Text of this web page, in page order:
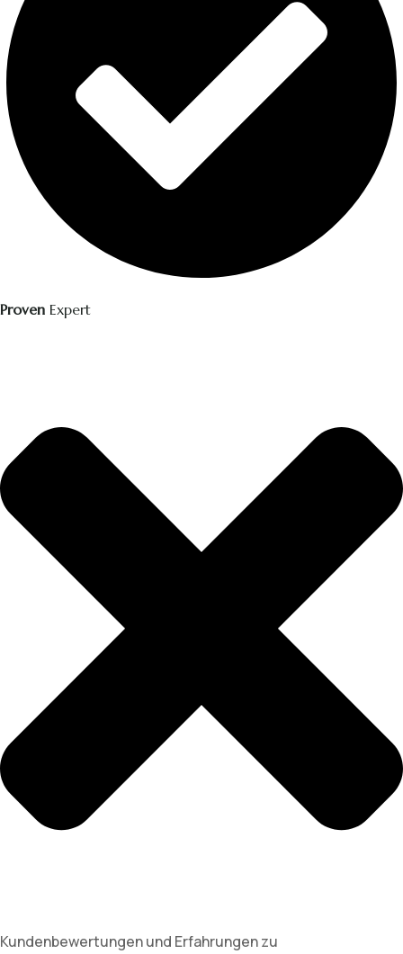
Proven Expert
Kundenbewertungen und Erfahrungen zu